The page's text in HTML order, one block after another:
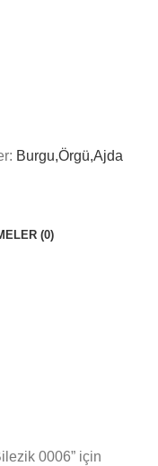
Burgu,Örgü,Ajda
(0)
0006” için